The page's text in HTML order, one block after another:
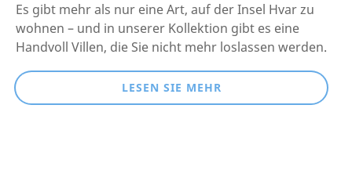
Es gibt mehr als nur eine Art, auf der Insel Hvar zu
wohnen – und in unserer Kollektion gibt es eine
Handvoll Villen, die Sie nicht mehr loslassen werden.
LESEN SIE MEHR